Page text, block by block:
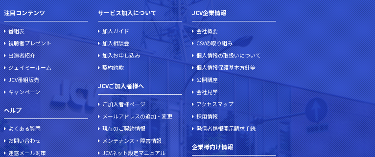
注目コンテンツ
番組表
視聴者プレゼント
出演者紹介
ジェイミールーム
JCV番組販売
キャンペーン
ヘルプ
よくある質問
お問い合わせ
迷惑メール対策
サービス加入について
加入ガイド
加入相談会
加入お申し込み
契約約款
JCVご加入者様へ
ご加入者様ページ
メールアドレスの追加・変更
現在のご契約情報
メンテナンス・障害情報
JCVネット設定マニュアル
JCV企業情報
会社概要
CSVの取り組み
個人情報の取扱いについて
個人情報保護基本方針等
公開講座
会社見学
アクセスマップ
採用情報
発信者情報開示請求手続
企業様向け情報